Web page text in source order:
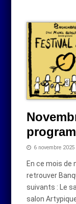
6 novembre 2025
En ce mois de
retrouver
suivants : Le
salon